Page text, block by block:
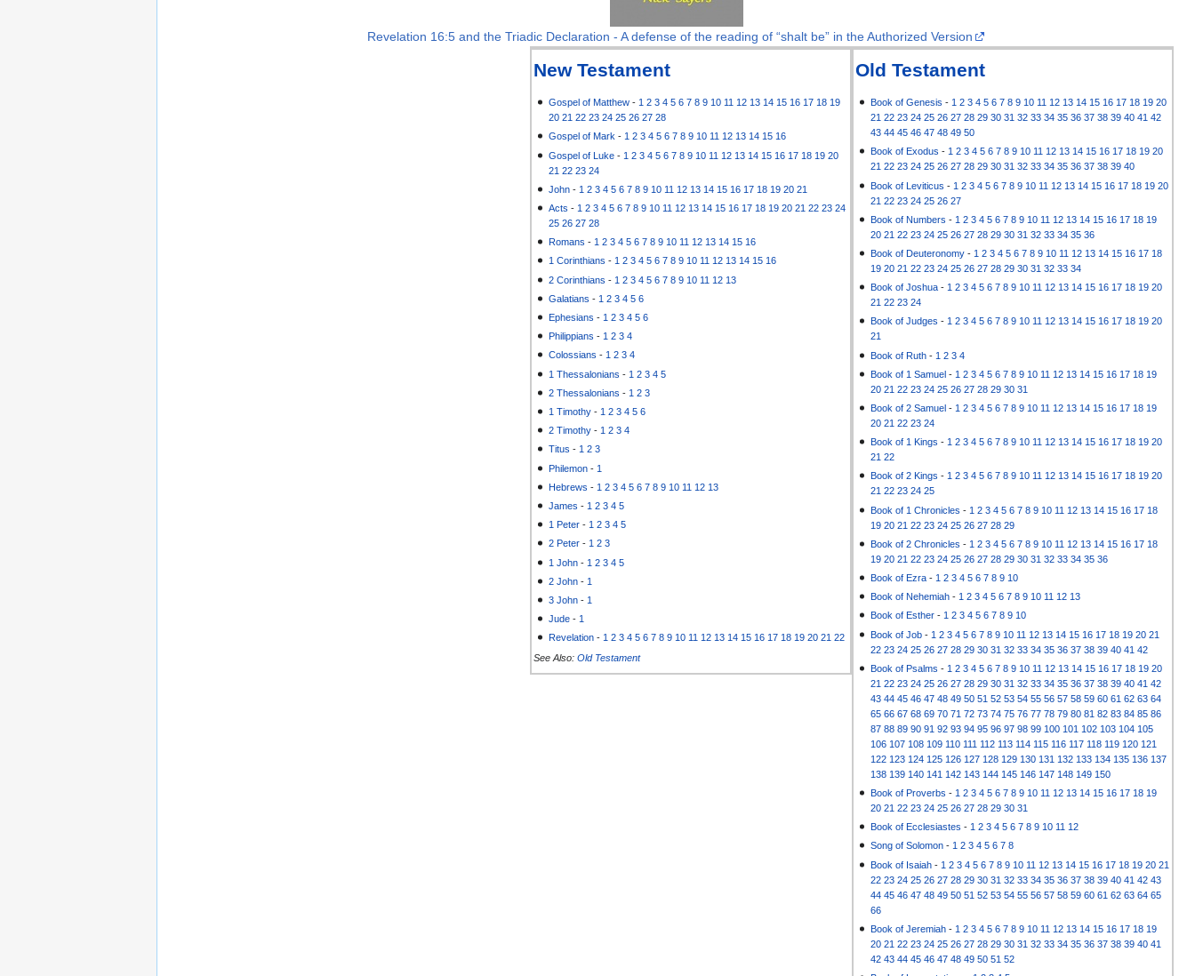
Revelation 16:5 and the Triadic Declaration - A defense of the reading of “shalt be” in the Authorized Version
Old Testament
Book of Genesis - 1 2 3 4 5 6 7 8 9 10 11 12 13 14 15 16 17 18 19 20
21 22 23 24 25 26 27 28 29 30 31 32 33 34 35 36 37 38 39 40 41 42
43 44 45 46 47 48 49 50
Book of Exodus - 1 2 3 4 5 6 7 8 9 10 11 12 13 14 15 16 17 18 19 20
21 22 23 24 25 26 27 28 29 30 31 32 33 34 35 36 37 38 39 40
Book of Leviticus - 1 2 3 4 5 6 7 8 9 10 11 12 13 14 15 16 17 18 19 20
21 22 23 24 25 26 27
Book of Numbers - 1 2 3 4 5 6 7 8 9 10 11 12 13 14 15 16 17 18 19
20 21 22 23 24 25 26 27 28 29 30 31 32 33 34 35 36
Book of Deuteronomy - 1 2 3 4 5 6 7 8 9 10 11 12 13 14 15 16 17 18
19 20 21 22 23 24 25 26 27 28 29 30 31 32 33 34
Book of Joshua - 1 2 3 4 5 6 7 8 9 10 11 12 13 14 15 16 17 18 19 20
21 22 23 24
Book of Judges - 1 2 3 4 5 6 7 8 9 10 11 12 13 14 15 16 17 18 19 20
21
Book of Ruth - 1 2 3 4
Book of 1 Samuel - 1 2 3 4 5 6 7 8 9 10 11 12 13 14 15 16 17 18 19
20 21 22 23 24 25 26 27 28 29 30 31
Book of 2 Samuel - 1 2 3 4 5 6 7 8 9 10 11 12 13 14 15 16 17 18 19
20 21 22 23 24
Book of 1 Kings - 1 2 3 4 5 6 7 8 9 10 11 12 13 14 15 16 17 18 19 20
21 22
Book of 2 Kings - 1 2 3 4 5 6 7 8 9 10 11 12 13 14 15 16 17 18 19 20
21 22 23 24 25
Book of 1 Chronicles - 1 2 3 4 5 6 7 8 9 10 11 12 13 14 15 16 17 18
19 20 21 22 23 24 25 26 27 28 29
Book of 2 Chronicles - 1 2 3 4 5 6 7 8 9 10 11 12 13 14 15 16 17 18
19 20 21 22 23 24 25 26 27 28 29 30 31 32 33 34 35 36
Book of Ezra - 1 2 3 4 5 6 7 8 9 10
Book of Nehemiah - 1 2 3 4 5 6 7 8 9 10 11 12 13
Book of Esther - 1 2 3 4 5 6 7 8 9 10
Book of Job - 1 2 3 4 5 6 7 8 9 10 11 12 13 14 15 16 17 18 19 20 21
22 23 24 25 26 27 28 29 30 31 32 33 34 35 36 37 38 39 40 41 42
Book of Psalms - 1 2 3 4 5 6 7 8 9 10 11 12 13 14 15 16 17 18 19 20
21 22 23 24 25 26 27 28 29 30 31 32 33 34 35 36 37 38 39 40 41 42
43 44 45 46 47 48 49 50 51 52 53 54 55 56 57 58 59 60 61 62 63 64
65 66 67 68 69 70 71 72 73 74 75 76 77 78 79 80 81 82 83 84 85 86
87 88 89 90 91 92 93 94 95 96 97 98 99 100 101 102 103 104 105
106 107 108 109 110 111 112 113 114 115 116 117 118 119 120 121
122 123 124 125 126 127 128 129 130 131 132 133 134 135 136 137
138 139 140 141 142 143 144 145 146 147 148 149 150
Book of Proverbs - 1 2 3 4 5 6 7 8 9 10 11 12 13 14 15 16 17 18 19
20 21 22 23 24 25 26 27 28 29 30 31
Book of Ecclesiastes - 1 2 3 4 5 6 7 8 9 10 11 12
Song of Solomon -1 2 3 4 5 6 7 8
Book of Isaiah - 1 2 3 4 5 6 7 8 9 10 11 12 13 14 15 16 17 18 19 20 21
22 23 24 25 26 27 28 29 30 31 32 33 34 35 36 37 38 39 40 41 42 43
44 45 46 47 48 49 50 51 52 53 54 55 56 57 58 59 60 61 62 63 64 65
66
Book of Jeremiah - 1 2 3 4 5 6 7 8 9 10 11 12 13 14 15 16 17 18 19
20 21 22 23 24 25 26 27 28 29 30 31 32 33 34 35 36 37 38 39 40 41
42 43 44 45 46 47 48 49 50 51 52
New Testament
Gospel of Matthew - 1 2 3 4 5 6 7 8 9 10 11 12 13 14 15 16 17 18 19
20 21 22 23 24 25 26 27 28
Gospel of Mark - 1 2 3 4 5 6 7 8 9 10 11 12 13 14 15 16
Gospel of Luke - 1 2 3 4 5 6 7 8 9 10 11 12 13 14 15 16 17 18 19 20
21 22 23 24
John - 1 2 3 4 5 6 7 8 9 10 11 12 13 14 15 16 17 18 19 20 21
Acts - 1 2 3 4 5 6 7 8 9 10 11 12 13 14 15 16 17 18 19 20 21 22 23 24
25 26 27 28
Romans - 1 2 3 4 5 6 7 8 9 10 11 12 13 14 15 16
1 Corinthians - 1 2 3 4 5 6 7 8 9 10 11 12 13 14 15 16
2 Corinthians - 1 2 3 4 5 6 7 8 9 10 11 12 13
Galatians - 1 2 3 4 5 6
Ephesians - 1 2 3 4 5 6
Philippians - 1 2 3 4
Colossians - 1 2 3 4
1 Thessalonians - 1 2 3 4 5
2 Thessalonians - 1 2 3
1 Timothy - 1 2 3 4 5 6
2 Timothy - 1 2 3 4
Titus - 1 2 3
Philemon - 1
Hebrews - 1 2 3 4 5 6 7 8 9 10 11 12 13
James - 1 2 3 4 5
1 Peter - 1 2 3 4 5
2 Peter -1 2 3
1 John - 1 2 3 4 5
2 John - 1
3 John - 1
Jude - 1
Revelation -1 2 3 4 5 6 7 8 9 10 11 12 13 14 15 16 17 18 19 20 21 22
See Also: Old Testament